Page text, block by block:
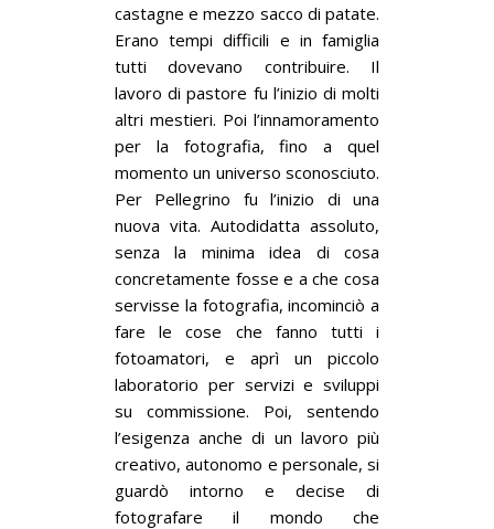
castagne e mezzo sacco di patate.
Erano tempi difficili e in famiglia
tutti dovevano contribuire. Il
lavoro di pastore fu l’inizio di molti
altri mestieri. Poi l’innamoramento
per la fotografia, fino a quel
momento un universo sconosciuto.
Per Pellegrino fu l’inizio di una
nuova vita. Autodidatta assoluto,
senza la minima idea di cosa
concretamente fosse e a che cosa
servisse la fotografia, incominciò a
fare le cose che fanno tutti i
fotoamatori, e aprì un piccolo
laboratorio per servizi e sviluppi
su commissione. Poi, sentendo
l’esigenza anche di un lavoro più
creativo, autonomo e personale, si
guardò intorno e decise di
fotografare il mondo che